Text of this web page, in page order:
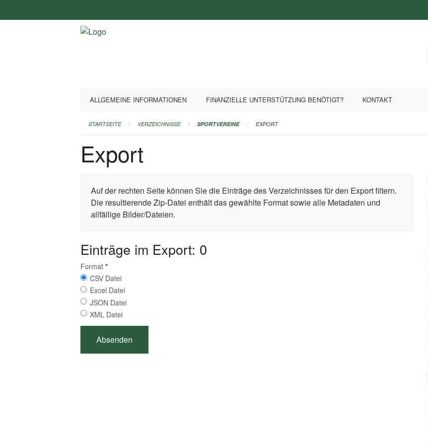
überspringen
ALLGEMEINE INFORMATIONEN FINANZIELLE UNTERSTÜTZUNG BENÖTIGT? KONTAKT
STARTSEITE VERZEICHNISSE SPORTVEREINE EXPORT
Export
Auf der rechten Seite können Sie die Einträge des Verzeichnisses für den Export filtern.
Die resultierende Zip-Datei enthält das gewählte Format sowie alle Metadaten und
allfällige Bilder/Dateien.
Einträge im Export: 0
Format *
CSV Datei
Excel Datei
JSON Datei
XML Datei